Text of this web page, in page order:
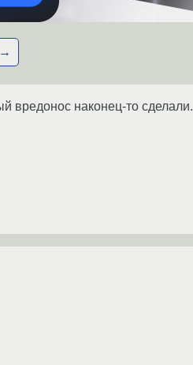
→
вредонос наконец-то сделали.